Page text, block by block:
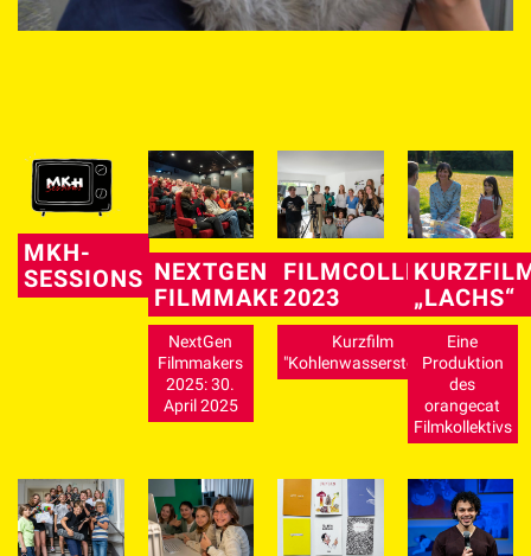
MKH-
SESSIONS NEXTGEN
FILMMAKERS
NextGen
Filmmakers
2025: 30.
April 2025
FILMCOLLEGE
2023
Kurzfilm
"Kohlenwasserstoffe"
„LACHS“
Eine
Produktion
des
orangecat
Filmkollektivs